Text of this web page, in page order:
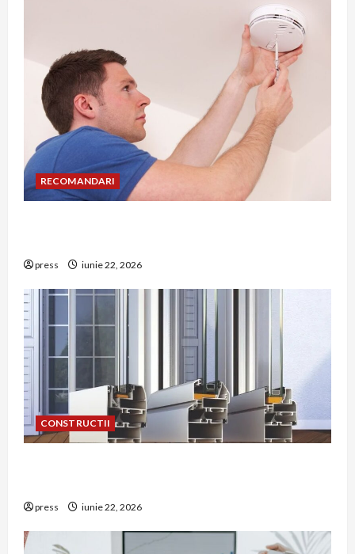
RECOMANDARI
press iunie 22, 2026
CONSTRUCTII
press iunie 22, 2026